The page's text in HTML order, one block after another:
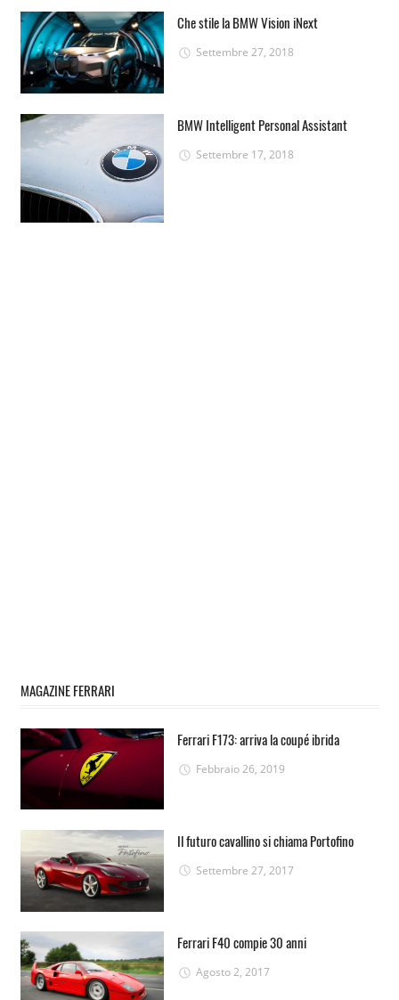
Che stile la BMW Vision iNext
Settembre 27, 2018
BMW Intelligent Personal Assistant
Settembre 17, 2018
MAGAZINE FERRARI
Ferrari F173: arriva la coupé ibrida
Febbraio 26, 2019
Il futuro cavallino si chiama Portofino
Settembre 27, 2017
Ferrari F40 compie 30 anni
Agosto 2, 2017